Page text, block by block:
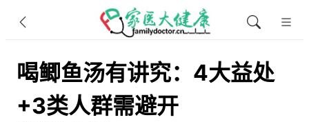
喝鲫鱼汤有讲究：4大益处
+3类人群需避开